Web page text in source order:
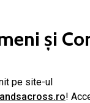
și
pe site-ul
!